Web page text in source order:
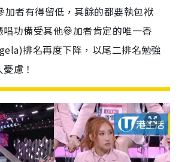
加者有得留低，其餘的都要執包袱
功備受其他參加者肯定的唯一香
排名再度下降，以尾二排名勉強
慮！